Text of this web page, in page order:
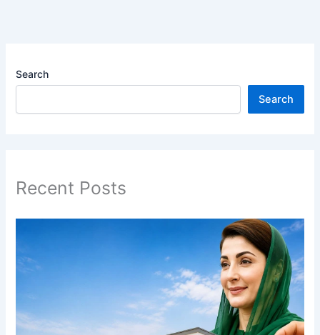
Search
Search
Recent Posts